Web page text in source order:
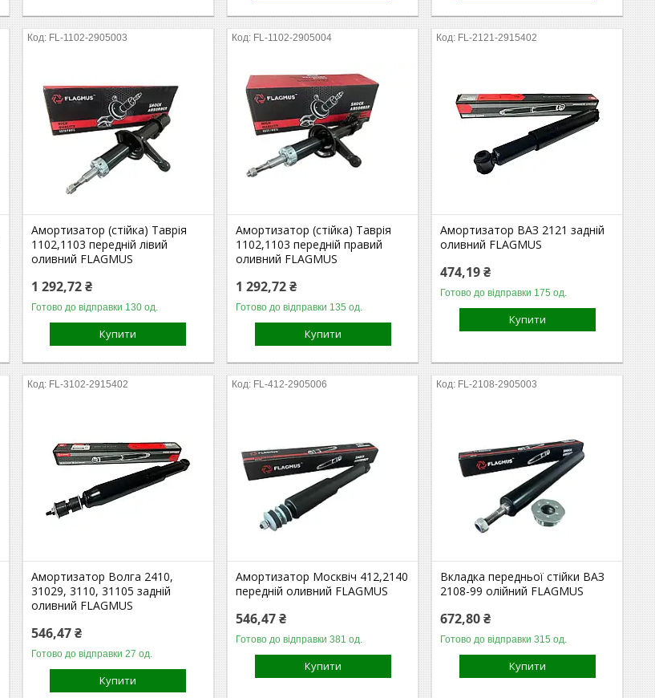
FL-1102-2905003
Амортизатор (стійка) Таврія
1102,1103 передній лівий
оливний FLAGMUS
1 292,72 ₴
Готово до відправки 130 од.
Купити
FL-1102-2905004
Амортизатор (стійка) Таврія
1102,1103 передній правий
оливний FLAGMUS
1 292,72 ₴
Готово до відправки 135 од.
Купити
FL-2121-2915402
Амортизатор ВАЗ 2121 задній
оливний FLAGMUS
474,19 ₴
Готово до відправки 175 од.
Купити
FL-3102-2915402
Амортизатор Волга 2410,
31029, 3110, 31105 задній
оливний FLAGMUS
546,47 ₴
Готово до відправки 27 од.
Купити
FL-412-2905006
Амортизатор Москвіч 412,2140
передній оливний FLAGMUS
546,47 ₴
Готово до відправки 381 од.
Купити
FL-2108-2905003
Вкладка передньої стійки ВАЗ
2108-99 олійний FLAGMUS
672,80 ₴
Готово до відправки 315 од.
Купити